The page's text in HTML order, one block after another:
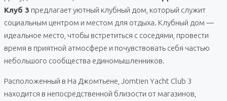
Клуб 3 предлагает уютный клубный дом, который служит
социальным центром и местом для отдыха. Клубный дом —
идеальное место, чтобы встретиться с соседями, провести
время в приятной атмосфере и почувствовать себя частью
небольшого сообщества единомышленников.
Расположенный в На Джомтьене, Jomtien Yacht Club 3
находится в непосредственной близости от магазинов,